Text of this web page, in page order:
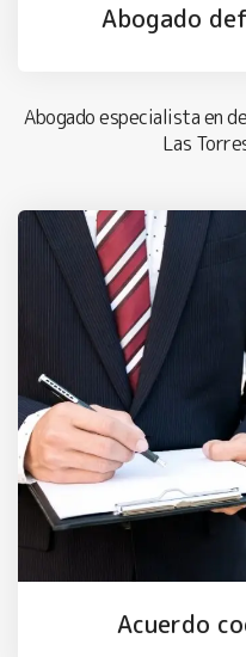
Abogado
Abogado especialista en
Las
Acuerdo